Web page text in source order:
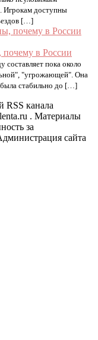
Игрокам доступны
[…]
в России
составляет пока около
"угрожающей". Она
стабильно до […]
RSS канала
. Материалы
за
сайта